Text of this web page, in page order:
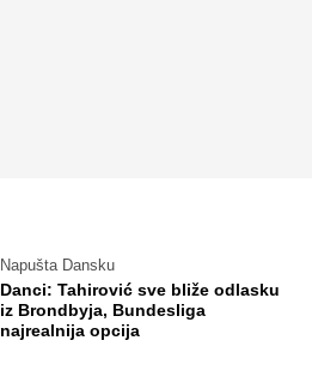
Napušta Dansku
Danci: Tahirović sve bliže odlasku
iz Brondbyja, Bundesliga
najrealnija opcija